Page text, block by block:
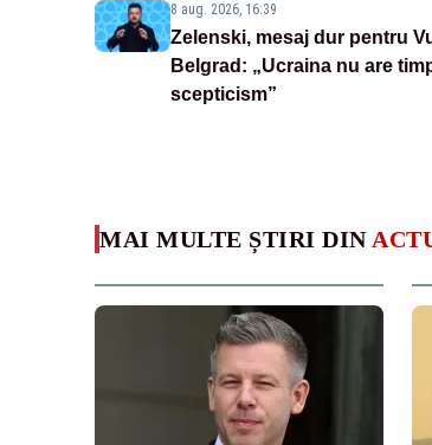
8 aug. 2026, 16:39
Zelenski, mesaj dur pentru
Belgrad: „Ucraina nu are
scepticism”
MAI MULTE ȘTIRI DIN